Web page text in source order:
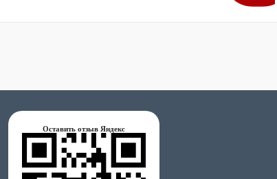
Оставить отзыв Яндекс